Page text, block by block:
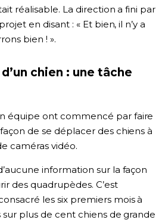
réalisable. La direction a fini par
en disant : « Et bien, il n’y a
bien ! ».
chien : une tâche
équipe ont commencé par faire
de se déplacer des chiens à
caméras vidéo.
information sur la façon
des quadrupèdes. C’est
les six premiers mois à
plus de cent chiens de grande